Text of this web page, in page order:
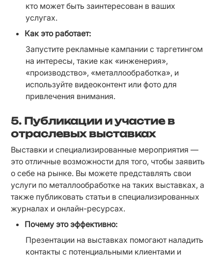
кто может быть заинтересован в ваших
услугах.
Как это работает:
Запустите рекламные кампании с таргетингом
на интересы, такие как «инженерия»,
«производство», «металлообработка», и
используйте видеоконтент или фото для
привлечения внимания.
5. Публикации и участие в
отраслевых выставках
Выставки и специализированные мероприятия —
это отличные возможности для того, чтобы заявить
о себе на рынке. Вы можете представлять свои
услуги по металлообработке на таких выставках, а
также публиковать статьи в специализированных
журналах и онлайн-ресурсах.
Почему это эффективно:
Презентации на выставках помогают наладить
контакты с потенциальными клиентами и